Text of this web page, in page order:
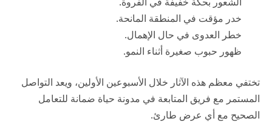
خدر مؤقت في المنطقة المانحة.
خطر العدوى في حال الإهمال.
ظهور حبوب صغيرة أثناء النمو.
تختفي معظم هذه الآثار خلال الأسبوعين الأولين، ويعد التواصل
المستمر مع فريق المتابعة في مدونة حياة ضمانة للتعامل
الصحيح مع أي عرض طارئ.